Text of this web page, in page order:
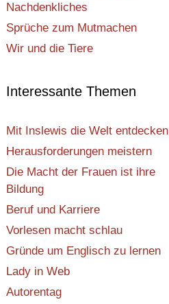
Nachdenkliches
Sprüche zum Mutmachen
Wir und die Tiere
Interessante Themen
Mit Inslewis die Welt entdecken
Herausforderungen meistern
Die Macht der Frauen ist ihre
Bildung
Beruf und Karriere
Vorlesen macht schlau
Gründe um Englisch zu lernen
Lady in Web
Autorentag